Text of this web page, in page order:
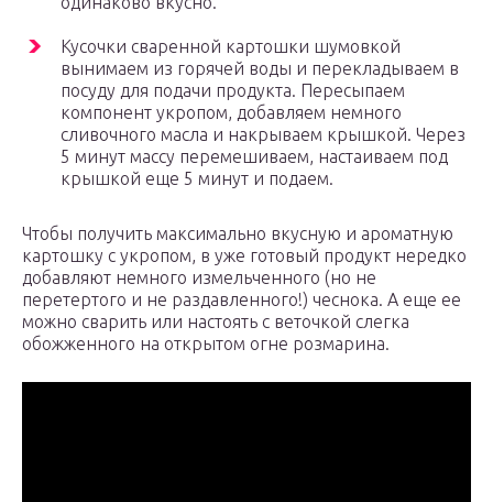
Кусочки сваренной картошки шумовкой
вынимаем из горячей воды и перекладываем в
посуду для подачи продукта. Пересыпаем
компонент укропом, добавляем немного
сливочного масла и накрываем крышкой. Через
5 минут массу перемешиваем, настаиваем под
крышкой еще 5 минут и подаем.
Чтобы получить максимально вкусную и ароматную
картошку с укропом, в уже готовый продукт нередко
добавляют немного измельченного (но не
перетертого и не раздавленного!) чеснока. А еще ее
можно сварить или настоять с веточкой слегка
обожженного на открытом огне розмарина.